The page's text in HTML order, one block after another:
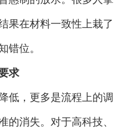
果在材料一致性上栽了
错位。
求
，更多是流程上的调
的消失。对于高科技、